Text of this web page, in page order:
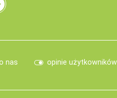
nas opinie użytkowników